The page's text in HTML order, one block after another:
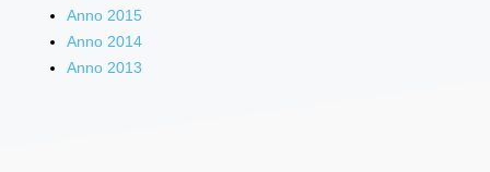
Anno 2015
Anno 2014
Anno 2013